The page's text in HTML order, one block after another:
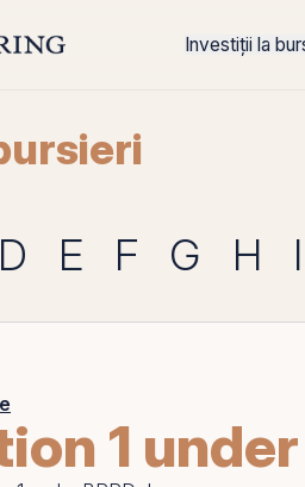
Investiții la
D E F G H I
1 under